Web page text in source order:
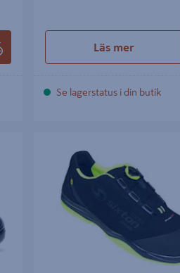
Läs mer
Se lagerstatus i din butik
SVART 40